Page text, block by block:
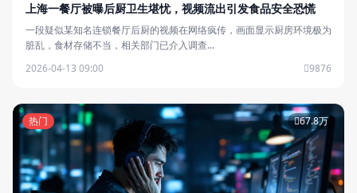
上海一餐厅被曝后厨卫生堪忧，视频流出引发食品安全恐慌
一段疑似某知名连锁餐厅后厨的视频在网络疯传，画面显示厨房环境极为
脏乱，食材存储不当，相关部门已介入调查...
2026-04-13 09:00
9876
热门 67.8万